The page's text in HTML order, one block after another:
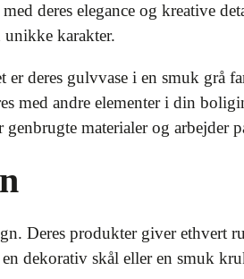
deres elegance og kreative
unikke karakter.
deres gulvvase i en smuk grå
med andre elementer i din
materialer og arbejder
Deres produkter giver ethvert
dekorativ skål eller en smuk